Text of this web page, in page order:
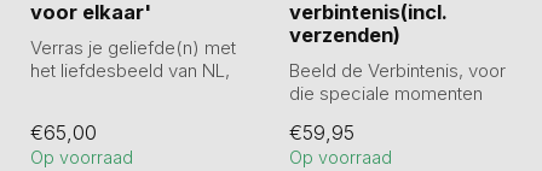
voor elkaar'
Verras je geliefde(n) met
het liefdesbeeld van NL,
€65,00
Op voorraad
verbintenis(incl.
verzenden)
Beeld de Verbintenis, voor
die speciale momenten
tekortschieten, bi...
€59,95
Op voorraad